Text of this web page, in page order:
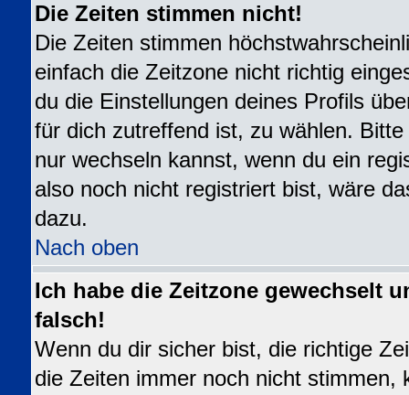
Die Zeiten stimmen nicht!
Die Zeiten stimmen
einfach die Zeitzone nicht richtig
du die Einstellungen deines Profils
für dich zutreffend ist, zu wählen.
nur wechseln kannst, wenn du ein
also noch nicht registriert bist, wäre
dazu.
Nach oben
Ich habe die Zeitzone gewechselt
falsch!
Wenn du dir sicher bist, die richtige
die Zeiten immer noch nicht stimmen,